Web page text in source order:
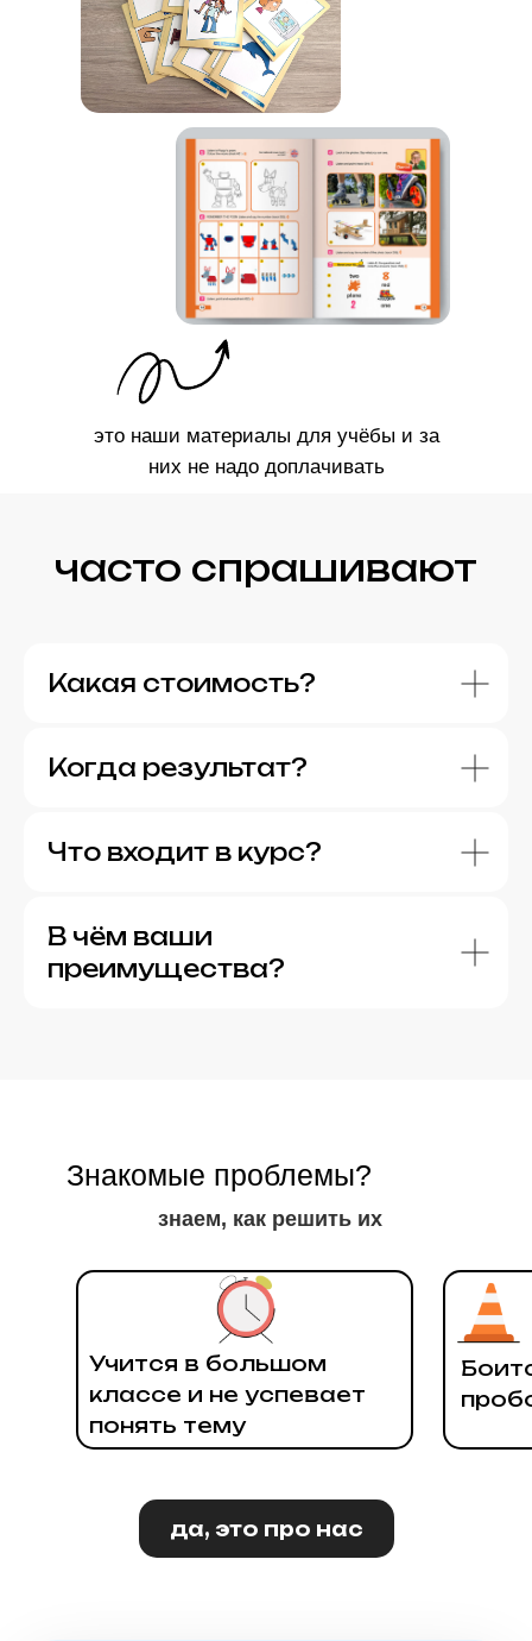
это наши материалы для учёбы и за
них не надо доплачивать
часто спрашивают
Какая стоимость?
Когда результат?
Что входит в курс?
В чём ваши
преимущества?
Знакомые проблемы?
знаем, как решить их
Учится в большом
классе и не успевает
понять тему
да, это про нас